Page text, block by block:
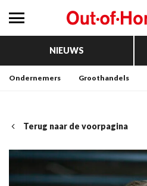
NIEUWS
Ondernemers Groothandels
Terug naar de voorpagina